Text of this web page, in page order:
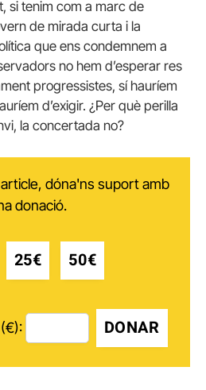
si tenim com a marc de
de mirada curta i la
que ens condemnem a
no hem d’esperar res
progressistes, sí hauríem
d’exigir. ¿Per què perilla
la concertada no?
dóna'ns suport amb
donació.
25€ 50€
DONAR